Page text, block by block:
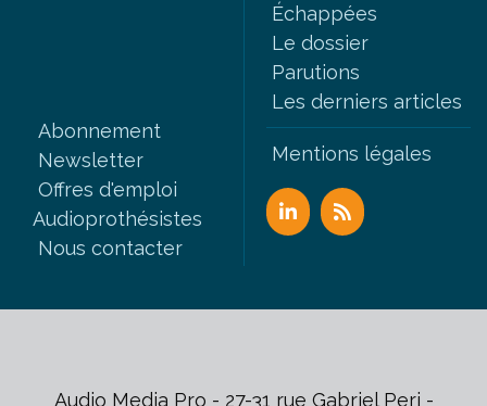
Échappées
Le dossier
Parutions
Les derniers articles
Abonnement
Newsletter
Offres d'emploi
Audioprothésistes
Nous contacter
Mentions légales
Audio Media Pro - 27-31 rue Gabriel Peri -